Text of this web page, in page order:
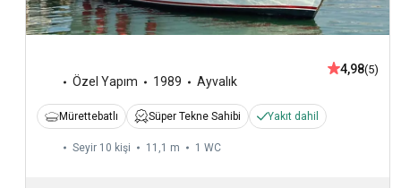
Özel Yapım 1989 Ayvalık
4,98(5)
Mürettebatlı Süper Tekne Sahibi Yakıt dahil
Seyir 10 kişi 11,1 m 1 WC